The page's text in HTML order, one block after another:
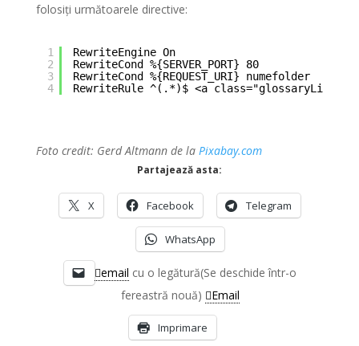
folosiți următoarele directive:
1
2
3
4
RewriteEngine On
RewriteCond %{SERVER_PORT} 80
RewriteCond %{REQUEST_URI} numefolder
RewriteRule ^(.*)$ <a class="glossaryLink"
Foto credit: Gerd Altmann de la Pixabay.com
Partajează asta:
X Facebook Telegram
WhatsApp
email cu o legătură(Se deschide într-o
fereastră nouă)
Email
Imprimare